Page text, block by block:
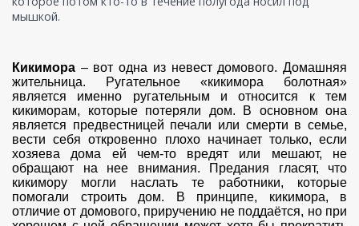
мышкой.
Кикимора – вот одна из невест домового. Домашняя
жительница. Ругательное «кикимора болотная»
является именно ругательным и относится к тем
кикиморам, которые потеряли дом. В основном она
является предвестницей печали или смерти в семье,
вести себя откровенно плохо начинает только, если
хозяева дома ей чем-то вредят или мешают, не
обращают на нее внимания. Предания гласят, что
кикимору могли наслать те работники, которые
помогали строить дом. В принципе, кикимора, в
отличие от домового, приручению не поддаётся, но при